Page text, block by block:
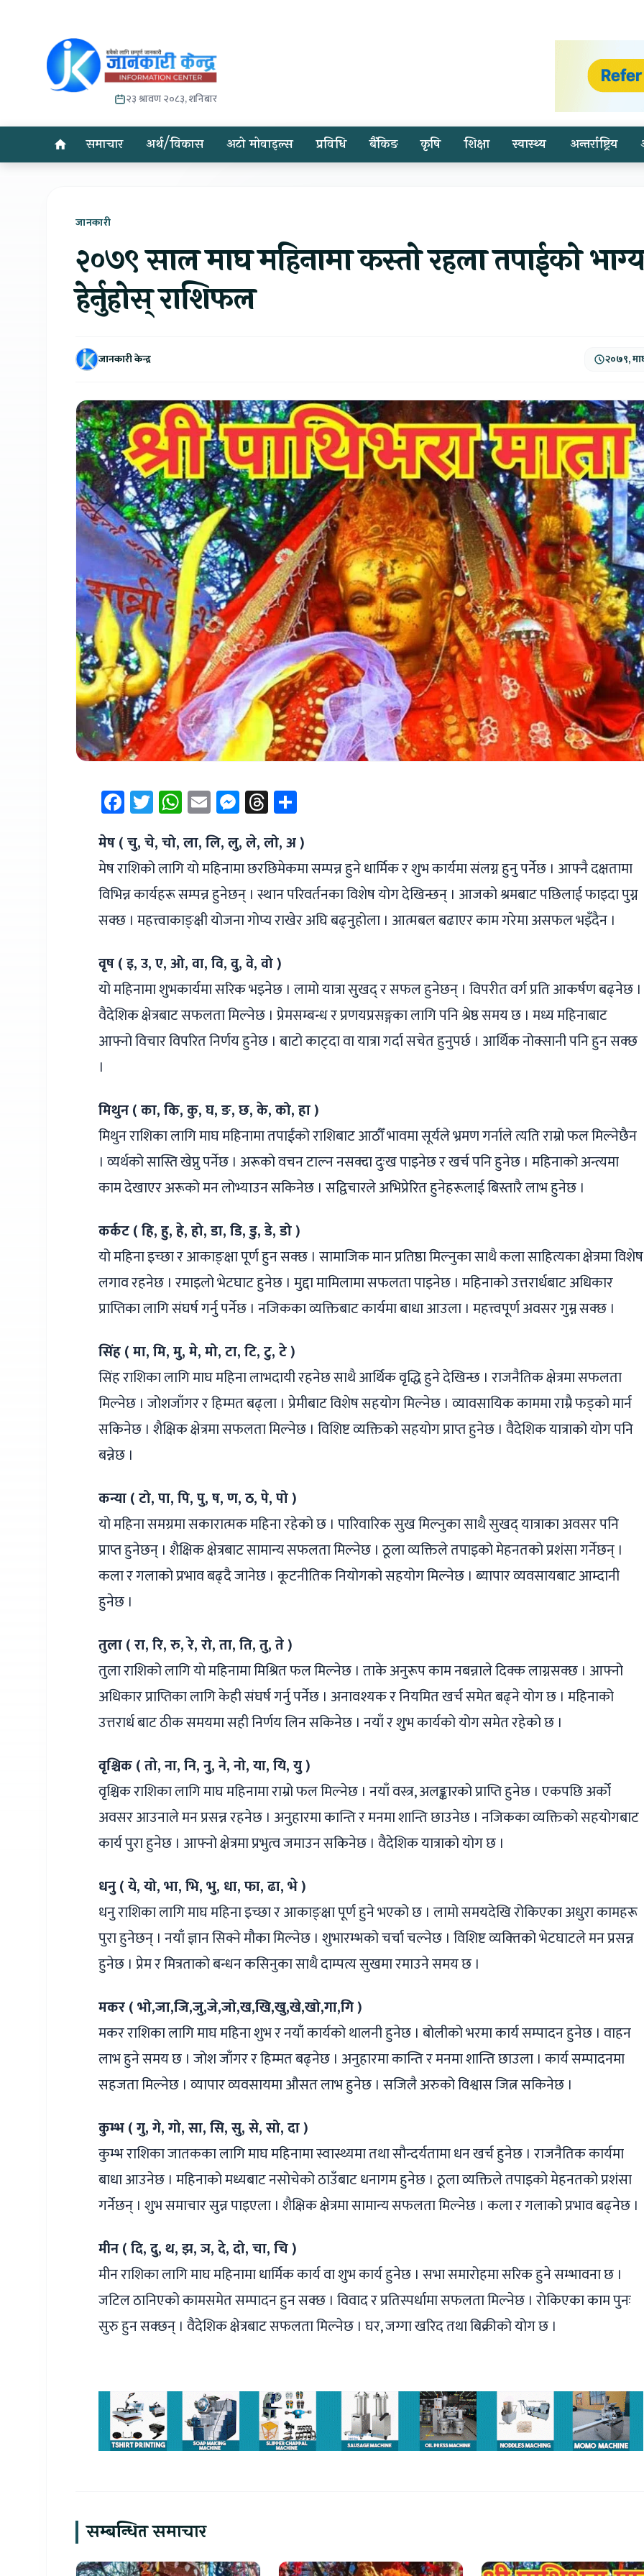
२३ श्रावण २०८३, शनिबार
समाचार अर्थ/विकास अटो मोवाइल्स प्रविधि बैंकिङ कृषि शिक्षा स्वास्थ्य अन्तर्राष्ट्रिय
जानकारी
२०७९ साल माघ महिनामा कस्तो रहला तपाईको
हेर्नुहोस् राशिफल
जानकारी केन्द्र २०७९,
Facebook
Twitter
WhatsApp
EmailMessenger
Threads
मेष ( चु, चे, चो, ला, लि, लु, ले, लो, अ )
मेष राशिको लागि यो महिनामा छरछिमेकमा सम्पन्न हुने धार्मिक र शुभ कार्यमा संलग्न हुनु पर्नेछ । आफ्नै दक्षतामा
विभिन्न कार्यहरू सम्पन्न हुनेछन् । स्थान परिवर्तनका विशेष योग देखिन्छन् । आजको श्रमबाट पछिलाई फाइदा पुग्न
सक्छ । महत्त्वाकाङ्क्षी योजना गोप्य राखेर अघि बढ्नुहोला । आत्मबल बढाएर काम गरेमा असफल भइँदैन ।
वृष ( इ, उ, ए, ओ, वा, वि, वु, वे, वो )
यो महिनामा शुभकार्यमा सरिक भइनेछ । लामो यात्रा सुखद् र सफल हुनेछन् । विपरीत वर्ग प्रति आकर्षण बढ्नेछ ।
वैदेशिक क्षेत्रबाट सफलता मिल्नेछ । प्रेमसम्बन्ध र प्रणयप्रसङ्गका लागि पनि श्रेष्ठ समय छ । मध्य महिनाबाट
आफ्नो विचार विपरित निर्णय हुनेछ । बाटो काट्दा वा यात्रा गर्दा सचेत हुनुपर्छ । आर्थिक नोक्सानी पनि हुन सक्छ
।
मिथुन ( का, कि, कु, घ, ङ, छ, के, को, हा )
मिथुन राशिका लागि माघ महिनामा तपाईंको राशिबाट आठौँ भावमा सूर्यले भ्रमण गर्नाले त्यति राम्रो फल मिल्नेछैन
। व्यर्थको सास्ति खेप्नु पर्नेछ । अरूको वचन टाल्न नसक्दा दुःख पाइनेछ र खर्च पनि हुनेछ । महिनाको अन्त्यमा
काम देखाएर अरूको मन लोभ्याउन सकिनेछ । सद्विचारले अभिप्रेरित हुनेहरूलाई बिस्तारै लाभ हुनेछ ।
कर्कट ( हि, हु, हे, हो, डा, डि, डु, डे, डो )
यो महिना इच्छा र आकाङ्क्षा पूर्ण हुन सक्छ । सामाजिक मान प्रतिष्ठा मिल्नुका साथै कला साहित्यका क्षेत्रमा विशेष
लगाव रहनेछ । रमाइलो भेटघाट हुनेछ । मुद्दा मामिलामा सफलता पाइनेछ । महिनाको उत्तरार्धबाट अधिकार
प्राप्तिका लागि संघर्ष गर्नु पर्नेछ । नजिकका व्यक्तिबाट कार्यमा बाधा आउला । महत्त्वपूर्ण अवसर गुम्न सक्छ ।
सिंह ( मा, मि, मु, मे, मो, टा, टि, टु, टे )
सिंह राशिका लागि माघ महिना लाभदायी रहनेछ साथै आर्थिक वृद्धि हुने देखिन्छ । राजनैतिक क्षेत्रमा सफलता
मिल्नेछ । जोशजाँगर र हिम्मत बढ्ला । प्रेमीबाट विशेष सहयोग मिल्नेछ । व्यावसायिक काममा राम्रै फड्को मार्न
सकिनेछ । शैक्षिक क्षेत्रमा सफलता मिल्नेछ । विशिष्ट व्यक्तिको सहयोग प्राप्त हुनेछ । वैदेशिक यात्राको योग पनि
बन्नेछ ।
कन्या ( टो, पा, पि, पु, ष, ण, ठ, पे, पो )
यो महिना समग्रमा सकारात्मक महिना रहेको छ । पारिवारिक सुख मिल्नुका साथै सुखद् यात्राका अवसर पनि
प्राप्त हुनेछन् । शैक्षिक क्षेत्रबाट सामान्य सफलता मिल्नेछ । ठूला व्यक्तिले तपाइको मेहनतको प्रशंसा गर्नेछन् ।
कला र गलाको प्रभाव बढ्दै जानेछ । कूटनीतिक नियोगको सहयोग मिल्नेछ । ब्यापार व्यवसायबाट आम्दानी
हुनेछ ।
तुला ( रा, रि, रु, रे, रो, ता, ति, तु, ते )
तुला राशिको लागि यो महिनामा मिश्रित फल मिल्नेछ । ताके अनुरूप काम नबन्नाले दिक्क लाग्नसक्छ । आफ्नो
अधिकार प्राप्तिका लागि केही संघर्ष गर्नु पर्नेछ । अनावश्यक र नियमित खर्च समेत बढ्ने योग छ । महिनाको
उत्तरार्ध बाट ठीक समयमा सही निर्णय लिन सकिनेछ । नयाँ र शुभ कार्यको योग समेत रहेको छ ।
वृश्चिक ( तो, ना, नि, नु, ने, नो, या, यि, यु )
वृश्चिक राशिका लागि माघ महिनामा राम्रो फल मिल्नेछ । नयाँ वस्त्र, अलङ्कारको प्राप्ति हुनेछ । एकपछि अर्को
अवसर आउनाले मन प्रसन्न रहनेछ । अनुहारमा कान्ति र मनमा शान्ति छाउनेछ । नजिकका व्यक्तिको सहयोगबाट
कार्य पुरा हुनेछ । आफ्नो क्षेत्रमा प्रभुत्व जमाउन सकिनेछ । वैदेशिक यात्राको योग छ ।
धनु ( ये, यो, भा, भि, भु, धा, फा, ढा, भे )
धनु राशिका लागि माघ महिना इच्छा र आकाङ्क्षा पूर्ण हुने भएको छ । लामो समयदेखि रोकिएका अधुरा कामहरू
पुरा हुनेछन् । नयाँ ज्ञान सिक्ने मौका मिल्नेछ । शुभारम्भको चर्चा चल्नेछ । विशिष्ट व्यक्‍तिको भेटघाटले मन प्रसन्न
हुनेछ । प्रेम र मित्रताको बन्धन कसिनुका साथै दाम्पत्य सुखमा रमाउने समय छ ।
मकर ( भो,जा,जि,जु,जे,जो,ख,खि,खु,खे,खो,गा,गि )
मकर राशिका लागि माघ महिना शुभ र नयाँ कार्यको थालनी हुनेछ । बोलीको भरमा कार्य सम्पादन हुनेछ । वाहन
लाभ हुने समय छ । जोश जाँगर र हिम्मत बढ्नेछ । अनुहारमा कान्ति र मनमा शान्ति छाउला । कार्य सम्पादनमा
सहजता मिल्नेछ । व्यापार व्यवसायमा औसत लाभ हुनेछ । सजिलै अरुको विश्वास जित्न सकिनेछ ।
कुम्भ ( गु, गे, गो, सा, सि, सु, से, सो, दा )
कुम्भ राशिका जातकका लागि माघ महिनामा स्वास्थ्यमा तथा सौन्दर्यतामा धन खर्च हुनेछ । राजनैतिक कार्यमा
बाधा आउनेछ । महिनाको मध्यबाट नसोचेको ठाउँबाट धनागम हुनेछ । ठूला व्यक्तिले तपाइको मेहनतको प्रशंसा
गर्नेछन् । शुभ समाचार सुन्न पाइएला । शैक्षिक क्षेत्रमा सामान्य सफलता मिल्नेछ । कला र गलाको प्रभाव बढ्नेछ ।
मीन ( दि, दु, थ, झ, ञ, दे, दो, चा, चि )
मीन राशिका लागि माघ महिनामा धार्मिक कार्य वा शुभ कार्य हुनेछ । सभा समारोहमा सरिक हुने सम्भावना छ ।
जटिल ठानिएको कामसमेत सम्पादन हुन सक्छ । विवाद र प्रतिस्पर्धामा सफलता मिल्नेछ । रोकिएका काम पुनः
सुरु हुन सक्छन् । वैदेशिक क्षेत्रबाट सफलता मिल्नेछ । घर, जग्गा खरिद तथा बिक्रीको योग छ ।
सम्बन्धित समाचार